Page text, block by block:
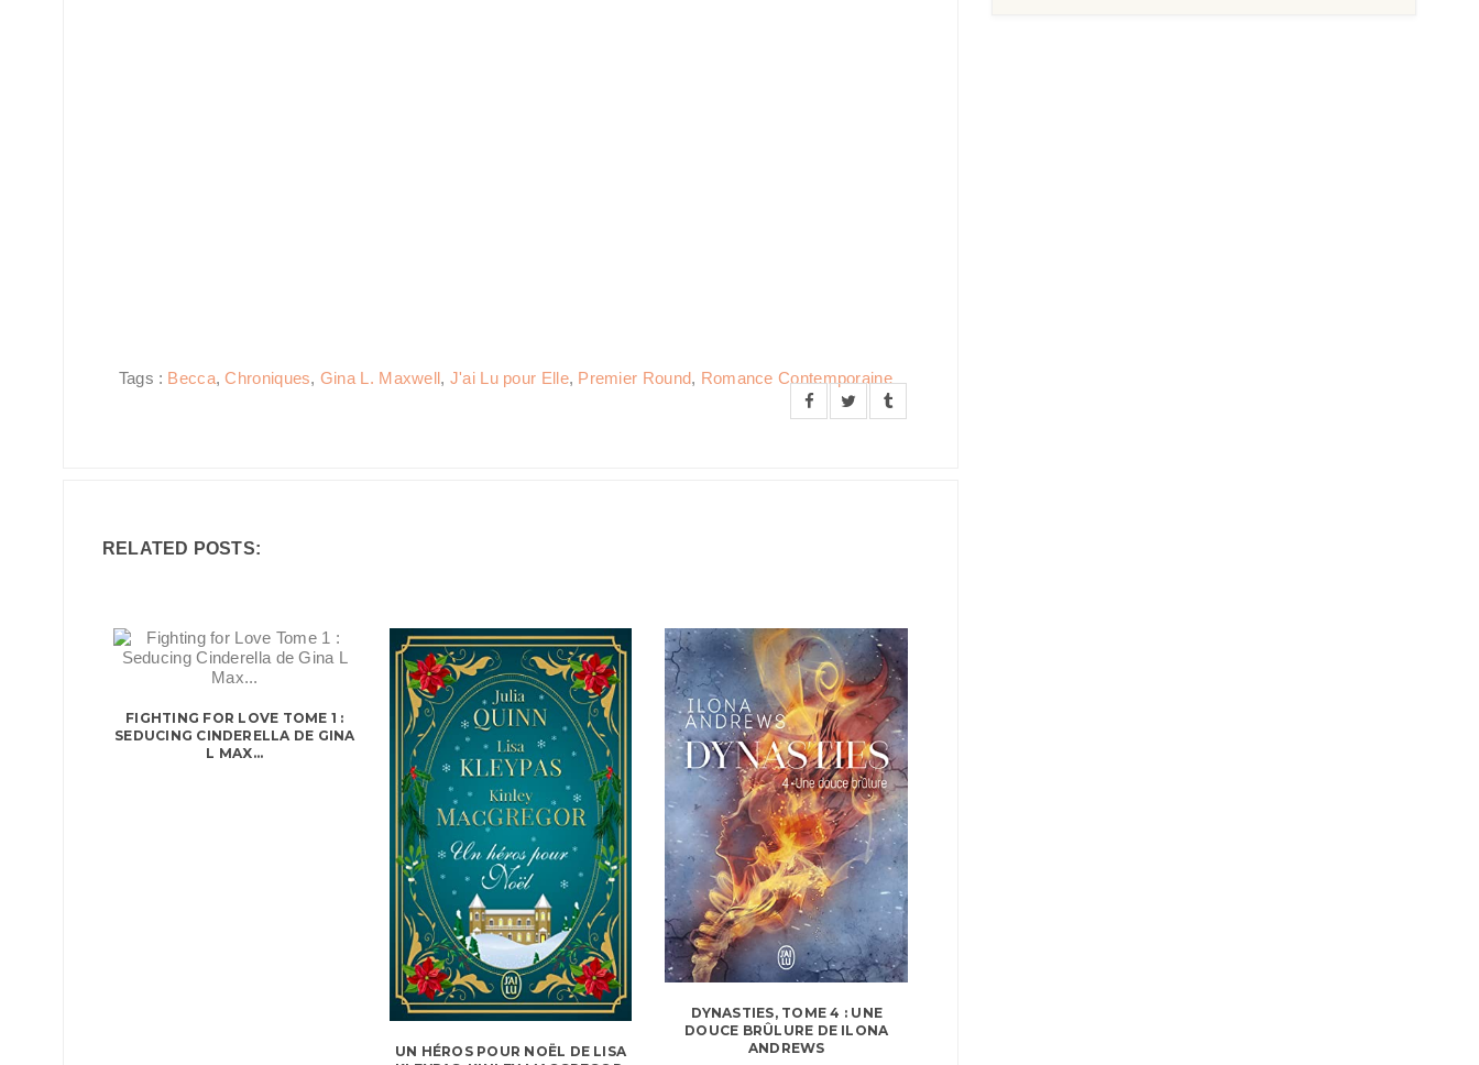
Tags : Becca,Chroniques, Gina L. Maxwell, J'ai Lu pour Elle, Premier Round, Romance Contemporaine
RELATED POSTS:
FIGHTING FOR LOVE TOME 1 :
SEDUCING CINDERELLA DE GINA
L MAX...
UN HÉROS POUR NOËL DE LISA
DYNASTIES, TOME 4 : UNE
DOUCE BRÛLURE DE ILONA
ANDREWS